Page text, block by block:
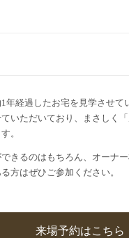
経過したお宅を見学させて
いただいており、まさしく
。
きるのはもちろん、オーナ
方はぜひご参加ください。
来場予約はこちら